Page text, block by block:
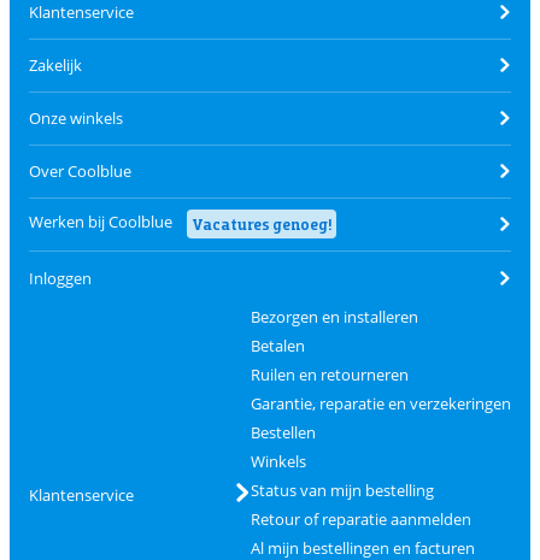
Klantenservice
Zakelijk
Onze winkels
Over Coolblue
Werken bij Coolblue Vacatures genoeg!
Inloggen
Klantenservice
Bezorgen en installeren
Betalen
Ruilen en retourneren
Garantie, reparatie en verzekeringen
Bestellen
Winkels
Status van mijn bestelling
Retour of reparatie aanmelden
Al mijn bestellingen en facturen